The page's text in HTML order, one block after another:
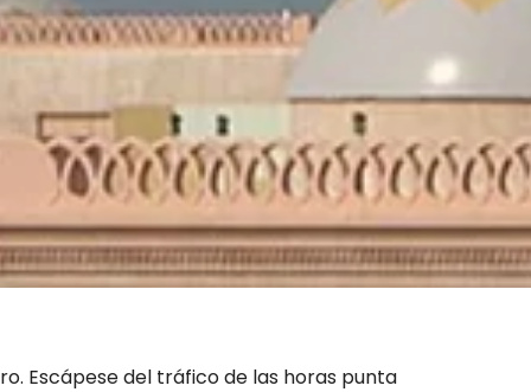
Escápese del tráfico de las horas punta